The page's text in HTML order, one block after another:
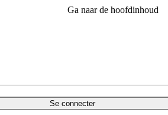
Ga naar de hoofdinhoud
Se connecter